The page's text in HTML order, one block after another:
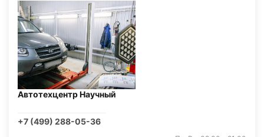
Автотехцентр Научный
+7 (499) 288-05-36